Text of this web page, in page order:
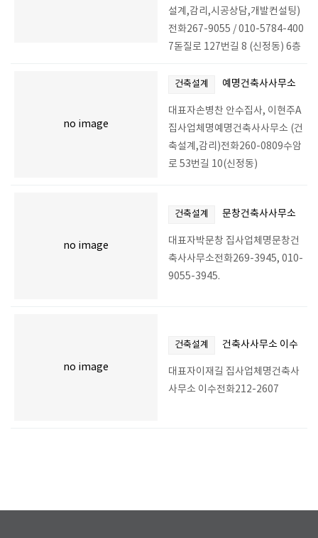
설계,감리,시공상담,개발컨설팅)
전화267-9055 / 010-5784-400
7돋질로 127번길 8 (신정동) 6층
no image
건축설계 예명건축사사무소
대표자손병찬 안수집사, 이현주A
집사업체명예명건축사사무소 (건
축설계,감리)전화260-0809수암
로 53번길 10(신정동)
no image
건축설계 문창건축사사무소
대표자박문창 집사업체명문창건
축사사무소전화269-3945, 010-
9055-3945.
no image
건축설계 건축사사무소 이수
대표자이재길 집사업체명건축사
사무소 이수전화212-2607